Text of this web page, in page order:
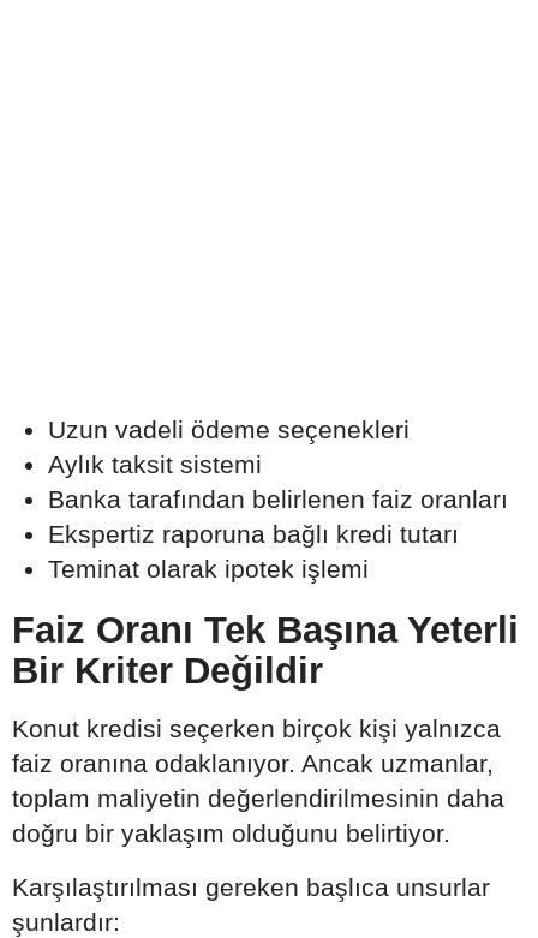
Uzun vadeli ödeme seçenekleri
Aylık taksit sistemi
Banka tarafından belirlenen faiz oranları
Ekspertiz raporuna bağlı kredi tutarı
Teminat olarak ipotek işlemi
Faiz Oranı Tek Başına Yeterli
Bir Kriter Değildir
Konut kredisi seçerken birçok kişi yalnızca
faiz oranına odaklanıyor. Ancak uzmanlar,
toplam maliyetin değerlendirilmesinin daha
doğru bir yaklaşım olduğunu belirtiyor.
Karşılaştırılması gereken başlıca unsurlar
şunlardır: